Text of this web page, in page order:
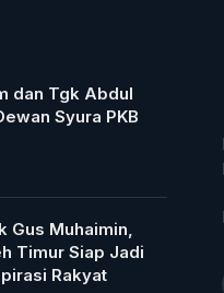
dan Tgk Abdul
Syura PKB
Gus Muhaimin,
Timur Siap Jadi
Rakyat